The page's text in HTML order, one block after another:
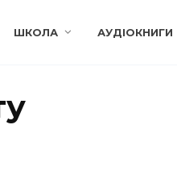
ШКОЛА АУДІОКНИГИ